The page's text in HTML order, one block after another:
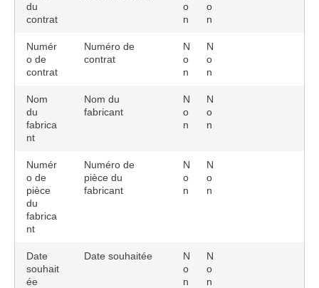
du
contrat
o
n
o
n
Numér
o de
contrat
Numéro de
contrat
N
o
n
N
o
n
Nom
du
fabrica
nt
Nom du
fabricant
N
o
n
N
o
n
Numér
o de
pièce
du
fabrica
nt
Numéro de
pièce du
fabricant
N
o
n
N
o
n
Date
souhait
ée
Date souhaitée
N
o
n
N
o
n